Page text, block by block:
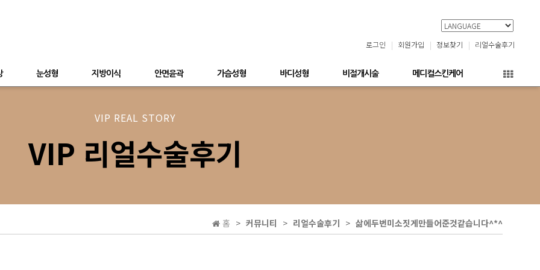
로그인 회원가입 정보찾기 리얼수술후기
눈성형 지방이식 안면윤곽 가슴성형 바디성형 비절개시술 메디컬스킨케어
VIP REAL STORY
VIP 리얼수술후기
홈 커뮤니티 리얼수술후기 삶에두번미소짓게만들어준것같습니다^*^